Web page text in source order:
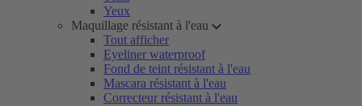
Yeux
Maquillage résistant à l'eau
Tout afficher
Eyeliner waterproof
Fond de teint résistant à l'eau
Mascara résistant à l'eau
Correcteur résistant à l'eau